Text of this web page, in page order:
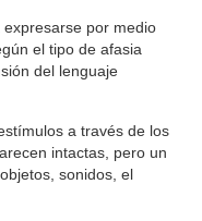
por medio
el tipo de afasia
del lenguaje
a través de los
intactas, pero un
sonidos, el